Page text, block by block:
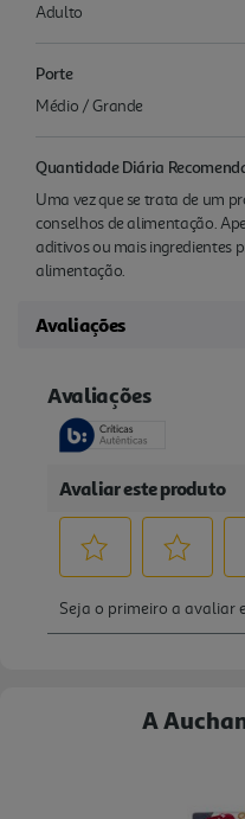
Adulto
Porte
Médio / Grande
Quantidade Diária
Uma vez que se trata de um
conselhos de alimentação.
aditivos ou mais ingredientes
alimentação.
Avaliações
A